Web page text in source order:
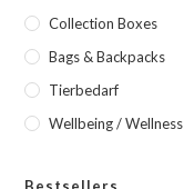
Collection Boxes
Bags & Backpacks
Tierbedarf
Wellbeing / Wellness
Bestsellers